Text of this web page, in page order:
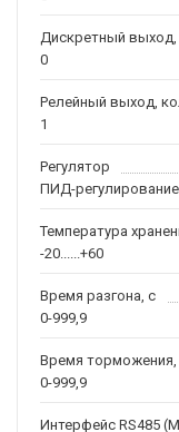
Дискретный выход,
0
Релейный выход,
1
Регулятор
ПИД-регулирование
Температура
-20......+60
Время разгона, с
0-999,9
Время торможения,
0-999,9
Интерфейс RS485